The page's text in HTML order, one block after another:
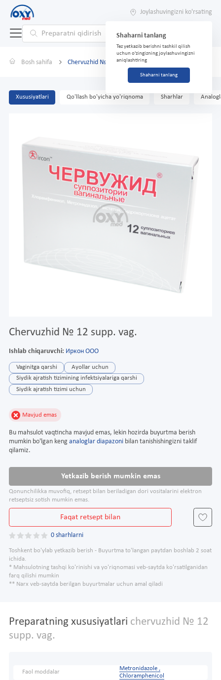
Joylashuvingizni ko'rsating
Shaharni tanlang
Tez yetkazib berishni tashkil qilish
uchun o'zingizning joylashuvingizni
aniqlashtiring
Shaharni tanlang
Bosh sahifa Chervuzhid № 12 supp. vag.
Xususiyatlari Qo'llash bo'yicha yo'riqnoma Sharhlar
Chervuzhid № 12 supp. vag.
Ishlab chiqaruvchi: Иркон ООО
Vaginitga qarshi
Ayollar uchun
Siydik ajratish tizimining infektsiyalariga qarshi
Siydik ajratish tizimi uchun
Mavjud emas
Bu mahsulot vaqtincha mavjud emas, lekin hozirda buyurtma berish
mumkin bo'lgan keng analoglar diapazoni bilan tanishishingizni taklif
qilamiz.
Yetkazib berish mumkin emas
Qonunchilikka muvofiq, retsept bilan beriladigan dori vositalarini elektron
retseptsiz sotish mumkin emas.
Faqat retsept bilan
0 sharhlarni
Toshkent bo'ylab yetkazib berish - Buyurtma to'langan paytdan boshlab 2 soat
ichida.
* Mahsulotning tashqi ko'rinishi va yo'riqnomasi veb-saytda ko'rsatilganidan
farq qilishi mumkin
** Narx veb-saytda berilgan buyurtmalar uchun amal qiladi
Preparatning xususiyatlari chervuzhid № 12
supp. vag.
Faol moddalar
Metronidazole ,
Chloramphenicol